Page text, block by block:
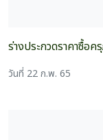
ร่างประกวดราคาซื้อ
วันที่ 22 ก.พ. 65